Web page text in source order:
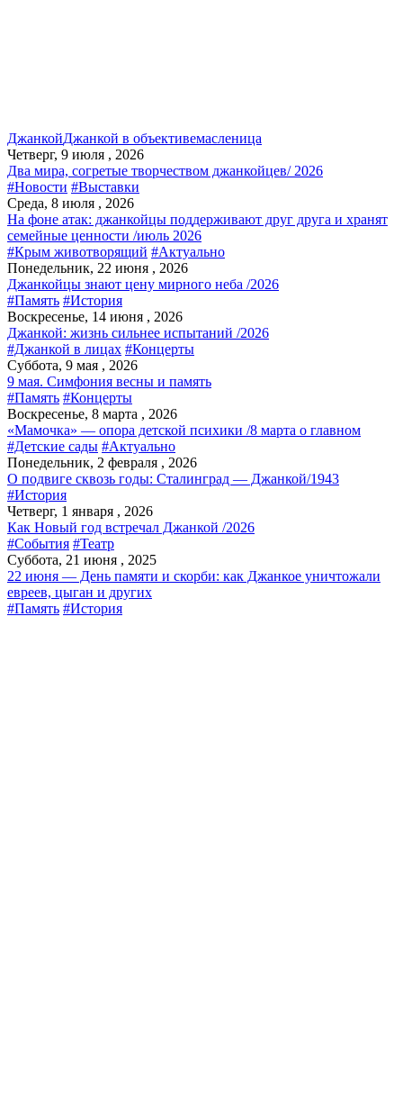
ДжанкойДжанкой в объективемасленица
Четверг, 9 июля , 2026
Два мира, согретые творчеством джанкойцев/ 2026
#Новости #Выставки
Среда, 8 июля , 2026
На фоне атак: джанкойцы поддерживают друг друга и хранят
семейные ценности /июль 2026
#Крым животворящий #Актуально
Понедельник, 22 июня , 2026
Джанкойцы знают цену мирного неба /2026
#Память #История
Воскресенье, 14 июня , 2026
Джанкой: жизнь сильнее испытаний /2026
#Джанкой в лицах #Концерты
Суббота, 9 мая , 2026
9 мая. Симфония весны и память
#Память #Концерты
Воскресенье, 8 марта , 2026
«Мамочка» — опора детской психики /8 марта о главном
#Детские сады #Актуально
Понедельник, 2 февраля , 2026
О подвиге сквозь годы: Сталинград — Джанкой/1943
#История
Четверг, 1 января , 2026
Как Новый год встречал Джанкой /2026
#События #Театр
Суббота, 21 июня , 2025
22 июня — День памяти и скорби: как Джанкое уничтожали
евреев, цыган и других
#Память #История